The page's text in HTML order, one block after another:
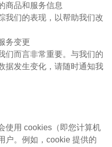
商品和服务信息
我们的表现，以帮助我们改
务变更
们而言非常重要。与我们的
据发生变化，请随时通知我
使用 cookies（即您计算机
户。例如，cookie 提供的